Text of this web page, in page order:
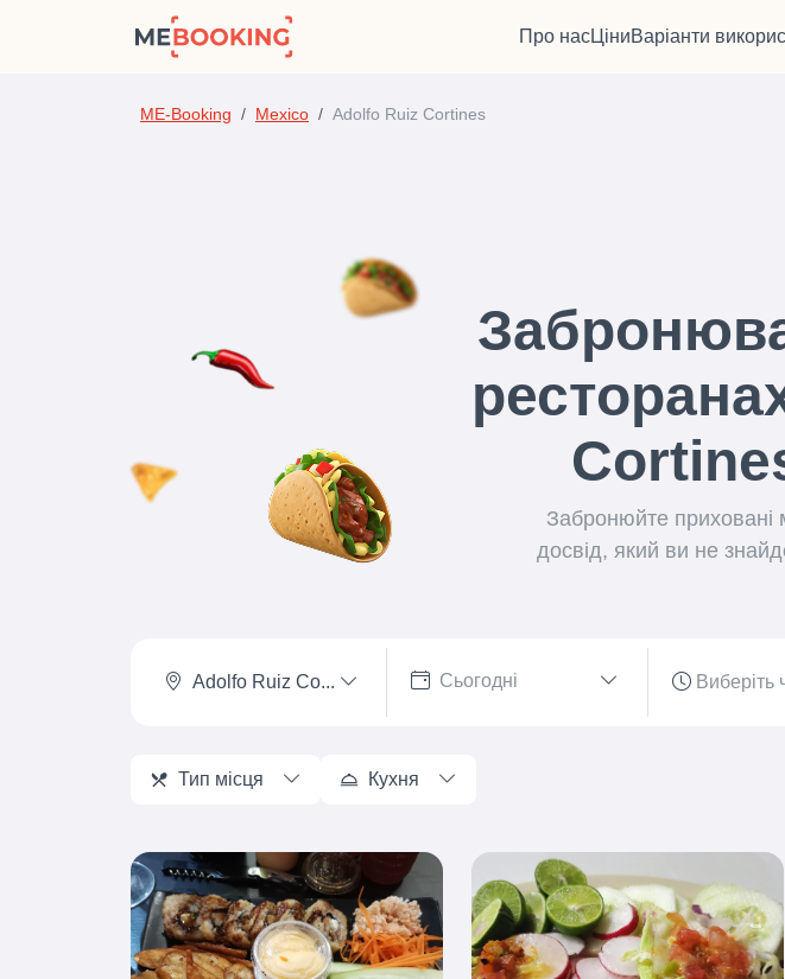
Про насЦіниВаріанти
ME-Booking Mexico Adolfo Ruiz Cortines
Забронюйте приховані
досвід, який ви не
Adolfo Ruiz Co...
Тип місця Кухня